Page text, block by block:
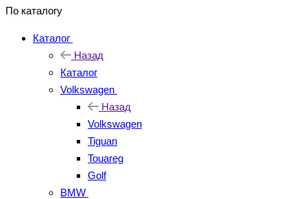
По каталогу
Каталог
Назад
Каталог
Volkswagen
Назад
Volkswagen
Tiguan
Touareg
Golf
BMW